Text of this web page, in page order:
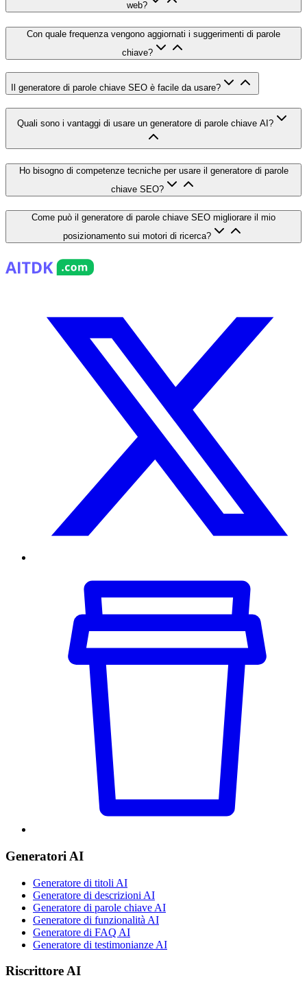
web?
Con quale frequenza vengono aggiornati i suggerimenti di parole
chiave?
Il generatore di parole chiave SEO è facile da usare?
Quali sono i vantaggi di usare un generatore di parole chiave AI?
Ho bisogno di competenze tecniche per usare il generatore di parole
chiave SEO?
Come può il generatore di parole chiave SEO migliorare il mio
posizionamento sui motori di ricerca?
Generatori AI
Generatore di titoli AI
Generatore di descrizioni AI
Generatore di parole chiave AI
Generatore di funzionalità AI
Generatore di FAQ AI
Generatore di testimonianze AI
Riscrittore AI